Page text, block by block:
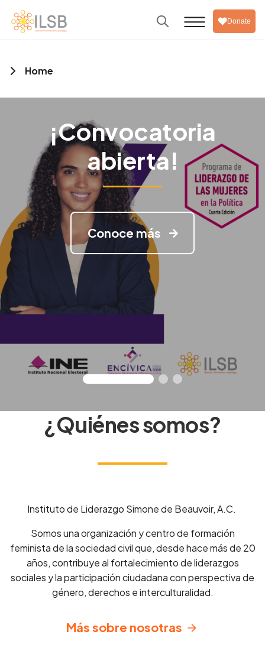
Donate
Home
¡Convocatoria
abierta!
Conoce más
¿Quiénes somos?
Instituto de Liderazgo Simone de Beauvoir, A.C.
Somos una organización y centro de formación
feminista de la sociedad civil que, desde hace más de 20
años, contribuye al fortalecimiento de liderazgos
sociales y la participación ciudadana con perspectiva de
género, derechos e interculturalidad.
Más sobre nosotras